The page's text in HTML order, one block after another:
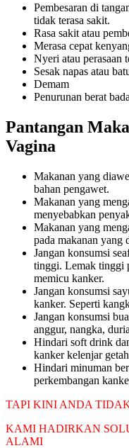
Pembesaran di
tidak terasa sakit.
Rasa sakit atau
Merasa cepat
Nyeri atau perasaan
Sesak napas atau
Demam
Penurunan berat
Pantangan
Vagina
Makanan yang
bahan pengawet.
Makanan yang
menyebabkan
Makanan yang
pada makanan yang
Jangan konsumsi
tinggi. Lemak tinggi
memicu kanker.
Jangan konsumsi
kanker. Seperti
Jangan konsumsi
anggur, nangka,
Hindari soft drink
kanker kelenjar
Hindari minuman
perkembangan
TAPI KINI ANDA
KAMI HADIRKAN
ALAMI